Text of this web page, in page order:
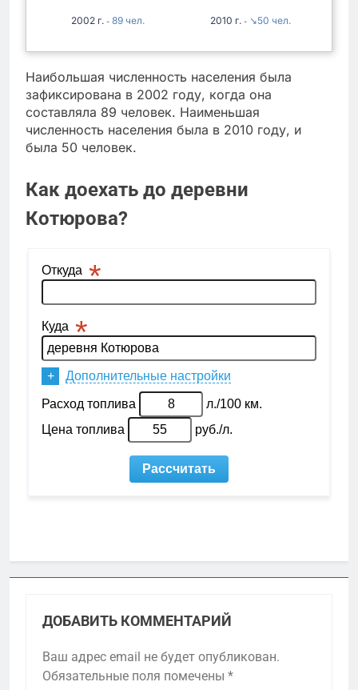
2002 - 89 2010 - ↘50
Наибольшая численность населения была
зафиксирована в 2002 году, когда она
составляла 89 человек. Наименьшая
численность населения была в 2010 году, и
была 50 человек.
Как доехать до деревни
Котюрова?
ДОБАВИТЬ КОММЕНТАРИЙ
Ваш адрес email не будет опубликован.
Обязательные поля помечены *